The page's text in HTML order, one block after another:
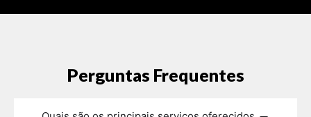
Perguntas Frequentes